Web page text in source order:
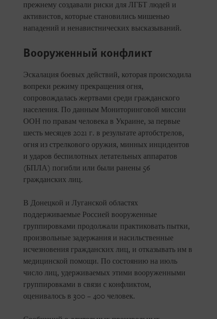
прежнему создавали риски для ЛГБТ людей и
активистов, которые становились мишенью
нападений и ненавистнических высказываний.
Вооруженный конфликт
Эскалация боевых действий, которая происходила
вопреки режиму прекращения огня,
сопровождалась жертвами среди гражданского
населения. По данным Мониторинговой миссии
ООН по правам человека в Украине, за первые
шесть месяцев 2021 г. в результате артобстрелов,
огня из стрелкового оружия, минных инцидентов
и ударов беспилотных летательных аппаратов
(БПЛА) погибли или были ранены 56
гражданских лиц.
В Донецкой и Луганской областях
поддерживаемые Россией вооруженные
группировками продолжали практиковать пытки,
произвольные задержания и насильственные
исчезновения гражданских лиц, и отказывать им в
медицинской помощи. По состоянию на июль
число лиц, удерживаемых этими вооруженными
группировками в связи с конфликтом,
оценивалось в 300 – 400 человек.